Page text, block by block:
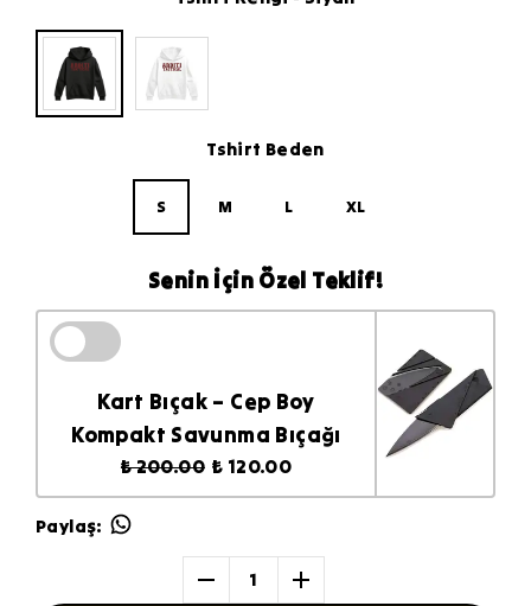
Tshirt Beden
S M L XL
Senin İçin Özel Teklif!
Kart Bıçak – Cep Boy
Kompakt Savunma Bıçağı
₺ 200.00 ₺ 120.00
Paylaş:
1